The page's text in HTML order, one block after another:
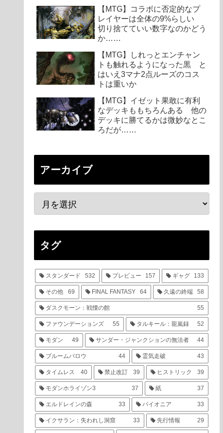
【MTG】コラボに否定的なプ
レイヤーは全体の9%らしい
切り捨てていい数字なのかどう
か……
【MTG】しれっとエンチャン
トも触れるようになった黒 と
はいえ3マナ2点ルーズのコス
トは重いか
【MTG】イゼット果敢に有利
なデッキももちろんある 他の
デッキに勝てるかは微妙なとこ
ろだが……
アーカイブ
タグ
スタンダード 532 プレビュー 157 ギャグ 133
その他 69 FINAL FANTASY 64 久遠の終端 58
ダスクモーン：戦慄の館 55
ファウンデーションズ 55 タルキール：龍嵐録 52
モダン 49 サンダー・ジャンクションの無法者 44
ブルームバロウ 44 霊気走破 43
タイムレス 40 禁止改訂 39 ヒストリック 39
モダンホライゾン3 37 紙 37
エルドレインの森 33 パイオニア 33
イクサラン：失われし洞窟 33 先行情報 29